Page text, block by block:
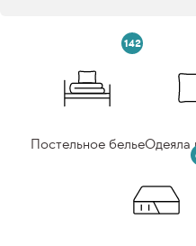
142
Постельное бельеОдеяла